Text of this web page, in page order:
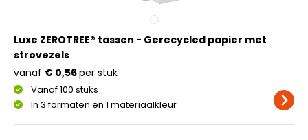
Luxe ZEROTREE® tassen - Gerecycled papier met
strovezels
Vanaf 100 stuks
In 3 formaten en 1 materiaalkleur
vanaf € 0,56per stuk